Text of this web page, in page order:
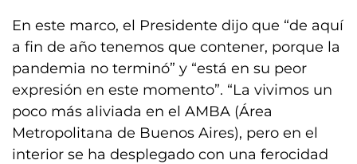
En este marco, el Presidente dijo que “de aquí
a fin de año tenemos que contener, porque la
pandemia no terminó” y “está en su peor
expresión en este momento”. “La vivimos un
poco más aliviada en el AMBA (Área
Metropolitana de Buenos Aires), pero en el
interior se ha desplegado con una ferocidad